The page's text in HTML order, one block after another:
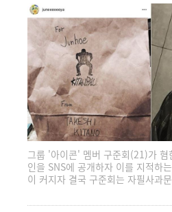
그룹 '아이콘' 멤버 구준회(21)가
인을 SNS에 공개하자 이를 지적하
이 커지자 결국 구준회는 자필사과